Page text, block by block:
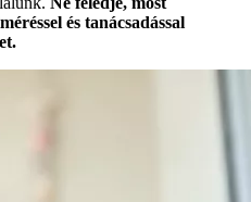
és tanácsadással